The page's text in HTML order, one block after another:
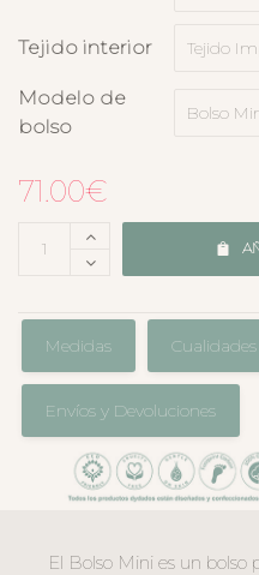
Tejido interior
Modelo de
bolso
71.00€
Medidas Cualidades
Envíos y Devoluciones
El Bolso Mini es un bolso